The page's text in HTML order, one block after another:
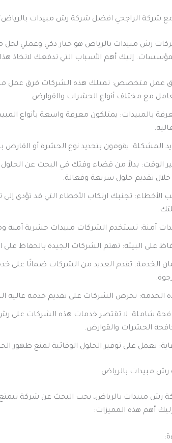
مع شركة الراجحي افضل شركة رش مبيدات
رش مبيدات بالرياض هو خيار ذكي وعملي لحل
إليك أهم الأسباب التي تدفعك لاتخاذ هذا
عمل متخصص: تمتلك هذه الشركات فرق عمل
مع مختلف أنواع الحشرات والقوارض.
بالمبيدات: يمتلكون معرفة واسعة بأنواع
المشكلة: يقومون بتحديد نوع الحشرة أو
الوقت: بدلاً من قضاء وقتك في البحث عن الحلول
تقديم حلول سريعة وفعالة.
الأخطاء: تجنبك ارتكاب الأخطاء التي قد تؤدي
آمنة: تستخدم الشركات مبيدات حشرية آمنة
على البيئة: تهتم الشركات الجيدة بالحفاظ
الخدمة: تقدم العديد من الشركات ضمانًا على
الخدمة: تحرص الشركات على تقديم خدمة عالية
شاملة: لا تقتصر خدمات هذه الشركات على
الحشرات والقوارض.
تعمل على توفير الحلول الوقائية لمنع ظهور
مبيدات بالرياض
رش مبيدات بالرياض، يجب البحث عن شركة
أهم هذه المميزات: